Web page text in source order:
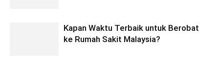
Kapan Waktu Terbaik untuk Berobat
ke Rumah Sakit Malaysia?